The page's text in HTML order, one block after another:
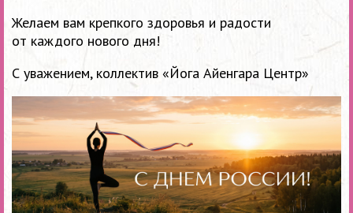
Желаем вам крепкого здоровья и радости
от каждого нового дня!
С уважением, коллектив «Йога Айенгара Центр»